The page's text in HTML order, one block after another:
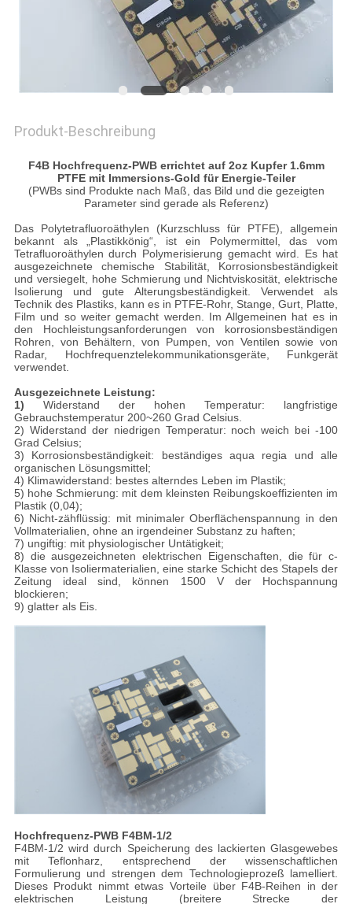
Produkt-Beschreibung
F4B Hochfrequenz-PWB errichtet auf 2oz Kupfer 1.6mm
PTFE mit Immersions-Gold für Energie-Teiler
(PWBs sind Produkte nach Maß, das Bild und die gezeigten
Parameter sind gerade als Referenz)
Das Polytetrafluoroäthylen (Kurzschluss für PTFE), allgemein
bekannt als „Plastikkönig“, ist ein Polymermittel, das vom
Tetrafluoroäthylen durch Polymerisierung gemacht wird. Es hat
ausgezeichnete chemische Stabilität, Korrosionsbeständigkeit
und versiegelt, hohe Schmierung und Nichtviskosität, elektrische
Isolierung und gute Alterungsbeständigkeit. Verwendet als
Technik des Plastiks, kann es in PTFE-Rohr, Stange, Gurt, Platte,
Film und so weiter gemacht werden. Im Allgemeinen hat es in
den Hochleistungsanforderungen von korrosionsbeständigen
Rohren, von Behältern, von Pumpen, von Ventilen sowie von
Radar, Hochfrequenztelekommunikationsgeräte, Funkgerät
verwendet.
Ausgezeichnete Leistung:
1) Widerstand der hohen Temperatur: langfristige
Gebrauchstemperatur 200~260 Grad Celsius.
2) Widerstand der niedrigen Temperatur: noch weich bei -100
Grad Celsius;
3) Korrosionsbeständigkeit: beständiges aqua regia und alle
organischen Lösungsmittel;
4) Klimawiderstand: bestes alterndes Leben im Plastik;
5) hohe Schmierung: mit dem kleinsten Reibungskoeffizienten im
Plastik (0,04);
6) Nicht-zähflüssig: mit minimaler Oberflächenspannung in den
Vollmaterialien, ohne an irgendeiner Substanz zu haften;
7) ungiftig: mit physiologischer Untätigkeit;
8) die ausgezeichneten elektrischen Eigenschaften, die für c-
Klasse von Isoliermaterialien, eine starke Schicht des Stapels der
Zeitung ideal sind, können 1500 V der Hochspannung
blockieren;
9) glatter als Eis.
Hochfrequenz-PWB F4BM-1/2
F4BM-1/2 wird durch Speicherung des lackierten Glasgewebes
mit Teflonharz, entsprechend der wissenschaftlichen
Formulierung und strengen dem Technologieprozeß lamelliert.
Dieses Produkt nimmt etwas Vorteile über F4B-Reihen in der
elektrischen Leistung (breitere Strecke der